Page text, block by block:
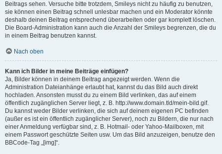
Beitrags sehen. Versuche bitte trotzdem, Smileys nicht zu häufig zu benutzen,
sie können einen Beitrag schnell unlesbar machen und ein Moderator könnte
deshalb deinen Beitrag entsprechend überarbeiten oder gar komplett löschen.
Die Board-Administration kann auch die Anzahl der Smileys begrenzen, die du
in einem Beitrag benutzen kannst.
Nach oben
Kann ich Bilder in meine Beiträge einfügen?
Ja, Bilder können in deinem Beitrag angezeigt werden. Wenn die
Administration Dateianhänge erlaubt hat, kannst du das Bild auch direkt
hochladen. Ansonsten musst du zu einem Bild verlinken, das auf einem
öffentlich zugänglichen Server liegt, z. B. http://www.domain.tld/mein-bild.gif.
Du kannst weder Bilder verlinken, die sich auf deinem eigenen PC befinden
(außer es ist ein öffentlich zugänglicher Server), noch zu Bildern, die nur nach
einer Anmeldung verfügbar sind, z. B. Hotmail- oder Yahoo-Mailboxen, mit
einem Passwort geschützte Seiten usw. Um das Bild anzuzeigen, benutze den
BBCode-Tag „[img]“.